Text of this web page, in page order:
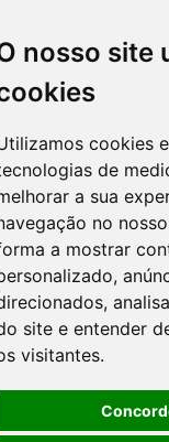
nosso site
cookies
de
a sua
no
a mostrar
site e entender
visitantes.
de Crédito Rural
Manual de
Manual de Supervisão
Catálogo de
-
Econômicas
do BCB
Auxiliares do BCB e
Diárias
da República
Nacionais Reguladoras
Textos
Discussão